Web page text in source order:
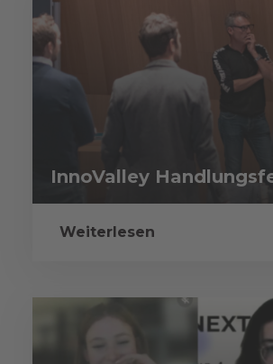
InnoValley
Weiterlesen